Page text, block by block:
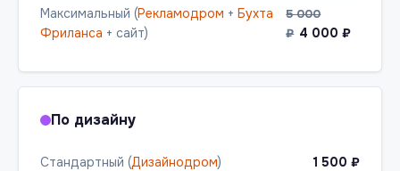
Максимальный (Рекламодром + Бухта
Фриланса + сайт)
5 000
₽ 4 000 ₽
По дизайну
Стандартный (Дизайнодром) 1 500 ₽